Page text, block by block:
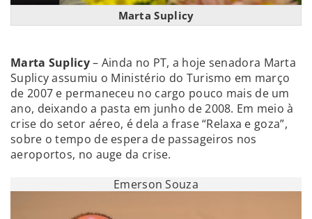
Marta Suplicy
Marta Suplicy– Ainda no PT, a hoje senadora Marta
Suplicy assumiu o Ministério do Turismo em março
de 2007 e permaneceu no cargo pouco mais de um
ano, deixando a pasta em junho de 2008. Em meio à
crise do setor aéreo, é dela a frase “Relaxa e goza”,
sobre o tempo de espera de passageiros nos
aeroportos, no auge da crise.
Emerson Souza